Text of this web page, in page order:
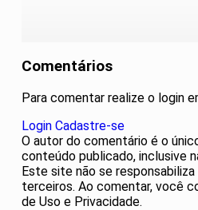
Comentários
Para comentar realize o login
Login Cadastre-se
O autor do comentário é o
conteúdo publicado, inclusive
Este site não se
terceiros. Ao comentar, você
de Uso e Privacidade.